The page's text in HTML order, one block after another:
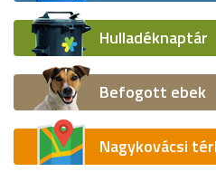
Hulladéknaptár
Befogott ebek
Nagykovácsi